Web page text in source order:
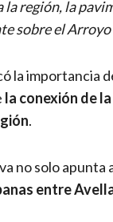
región, la
sobre el Arroyo
la importancia
la conexión de
.
no solo apunta
entre